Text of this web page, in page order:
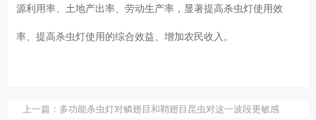
源利用率、土地产出率、劳动生产率，显著提高杀虫灯使用效
率、提高杀虫灯使用的综合效益、增加农民收入。
上一篇： 多功能杀虫灯对鳞翅目和鞘翅目昆虫对这一波段更敏感